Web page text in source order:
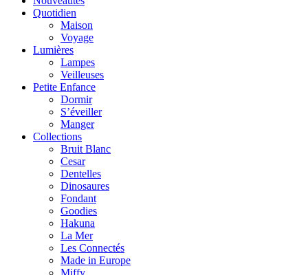
Quotidien
Maison
Voyage
Lumières
Lampes
Veilleuses
Petite Enfance
Dormir
S’éveiller
Manger
Collections
Bruit Blanc
Cesar
Dentelles
Dinosaures
Fondant
Goodies
Hakuna
La Mer
Les Connectés
Made in Europe
Miffy